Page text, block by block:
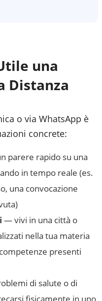
una
Distanza
o via WhatsApp è
concrete:
parere rapido su una
in tempo reale (es.
una convocazione
— vivi in una città o
nella tua materia
presenti
di salute o di